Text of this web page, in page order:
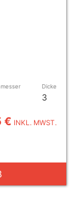
Dicke
3
€ INKL. MWST.